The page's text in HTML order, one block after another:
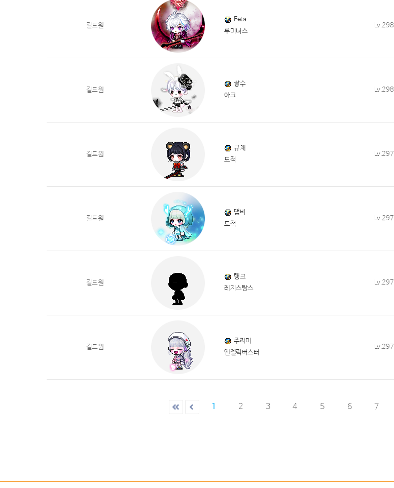
길드원
Feta
루미너스
Lv.298
길드원
쌓수
아크
Lv.298
길드원
규채
도적
Lv.297
길드원
댐비
도적
Lv.297
길드원
탱크
레지스탕스
Lv.297
길드원
주라미
엔젤릭버스터
Lv.297
1 2 3 4 5 6 7